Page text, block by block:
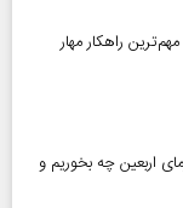
راهکار مهار
برای زائران اربعین ۱۴۰۵ | در گرمای اربعین چه بخوریم و